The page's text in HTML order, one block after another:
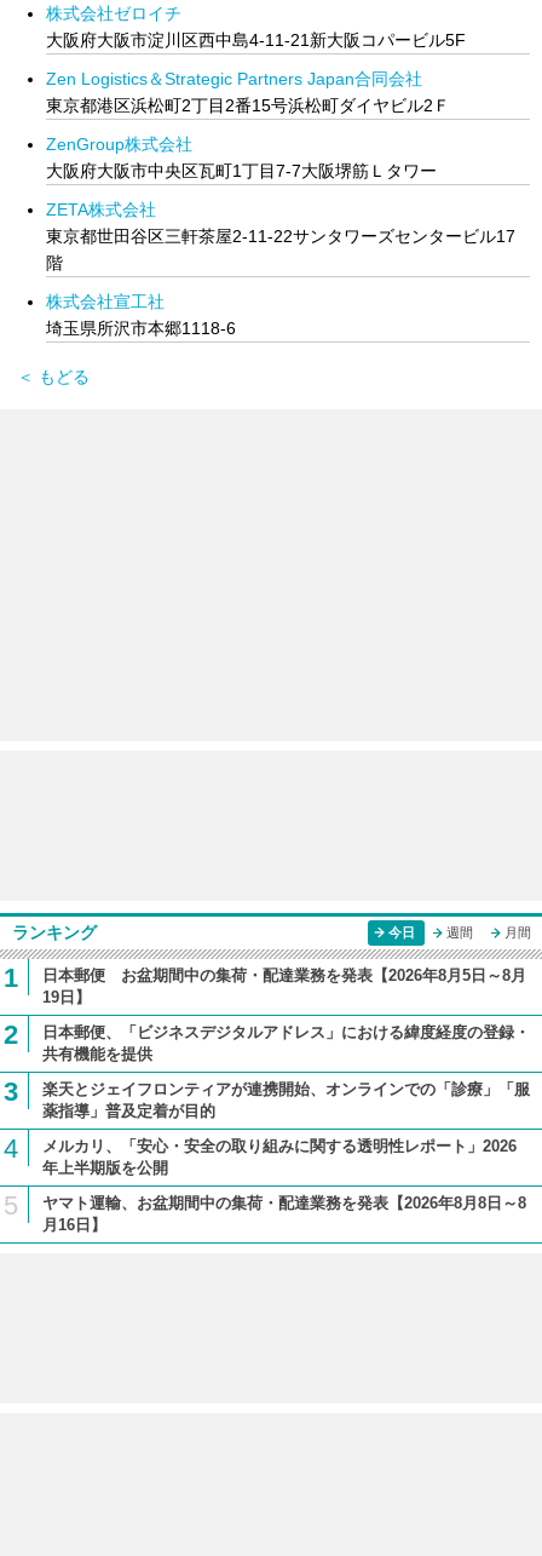
株式会社ゼロイチ
大阪府大阪市淀川区西中島4-11-21新大阪コパービル5F
Zen Logistics＆Strategic Partners Japan合同会社
東京都港区浜松町2丁目2番15号浜松町ダイヤビル2Ｆ
ZenGroup株式会社
大阪府大阪市中央区瓦町1丁目7-7大阪堺筋Ｌタワー
ZETA株式会社
東京都世田谷区三軒茶屋2-11-22サンタワーズセンタービル17
階
株式会社宣工社
埼玉県所沢市本郷1118-6
＜ もどる
ランキング 今日 週間 月間
1
日本郵便 お盆期間中の集荷・配達業務を発表【2026年8月5日～8月
19日】
2
日本郵便、「ビジネスデジタルアドレス」における緯度経度の登録・
共有機能を提供
3
楽天とジェイフロンティアが連携開始、オンラインでの「診療」「服
薬指導」普及定着が目的
4
メルカリ、「安心・安全の取り組みに関する透明性レポート」2026
年上半期版を公開
5
ヤマト運輸、お盆期間中の集荷・配達業務を発表【2026年8月8日～8
月16日】